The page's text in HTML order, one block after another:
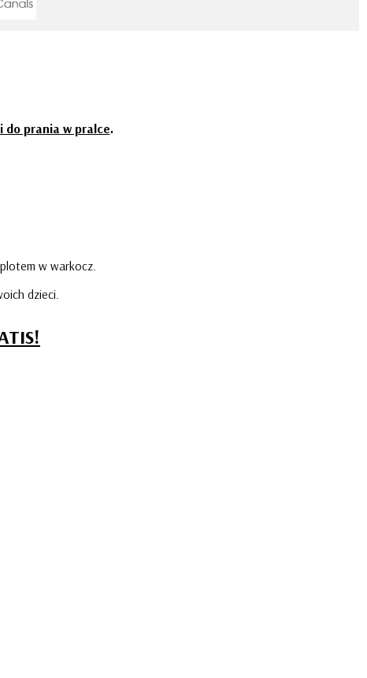
do prania w pralce.
w warkocz.
dzieci.